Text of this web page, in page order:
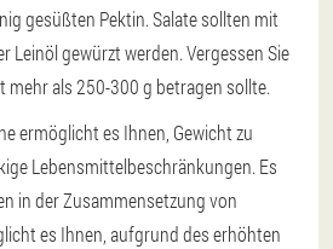
gesüßten Pektin. Salate sollten mit
Leinöl gewürzt werden. Vergessen Sie
mehr als 250-300 g betragen sollte.
ermöglicht es Ihnen, Gewicht zu
Lebensmittelbeschränkungen. Es
in der Zusammensetzung von
es Ihnen, aufgrund des erhöhten